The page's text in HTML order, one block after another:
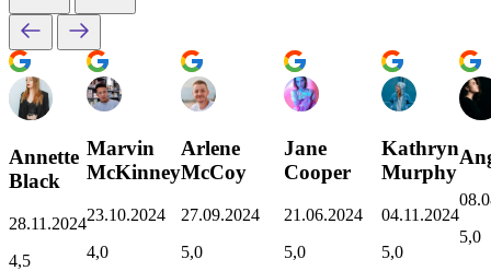
Annette
Black
28.11.2024
4,5
Marvin
McKinney
23.10.2024
4,0
Arlene
McCoy
27.09.2024
5,0
Jane
Cooper
21.06.2024
5,0
Kathryn
Murphy
04.11.2024
5,0
5,0